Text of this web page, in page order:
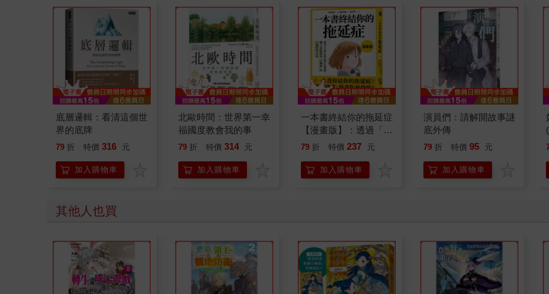
底層邏輯：看清這個世
界的底牌
79 折 特價 316 元
加入購物車
北歐時間：世界第一幸
福國度教會我的事
79 折 特價 314 元
加入購物車
一本書終結你的拖延症
【漫畫版】：透過「小
行動」打開大腦的行動
「行動派」的37個科
學方法
79 折 特價 237 元
加入購物車
演員們：請解開故事謎
底外傳
79 折 特價 95 元
加入購物車
其他人也買